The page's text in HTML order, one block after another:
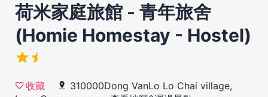
荷米家庭旅館 - 青年旅舍
(Homie Homestay - Hostel)
收藏
310000Dong VanLo Lo Chai village,